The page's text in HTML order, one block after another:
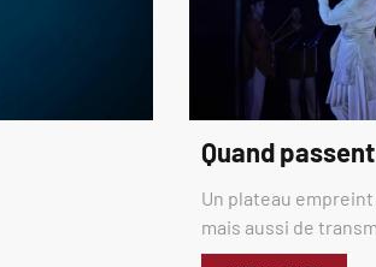
Quand
Un plateau
mais aussi de